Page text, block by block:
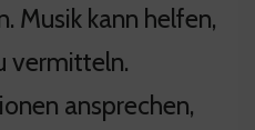
Musik kann helfen,
vermitteln.
ansprechen,